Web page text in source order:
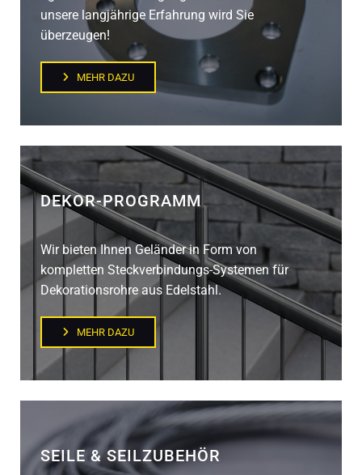
unsere langjährige Erfahrung wird Sie
überzeugen!
MEHR DAZU
DEKOR-PROGRAMM
Wir bieten Ihnen Geländer in Form von
kompletten Steckverbindungs-Systemen für
Dekorationsrohre aus Edelstahl.
MEHR DAZU
SEILE & SEILZUBEHÖR